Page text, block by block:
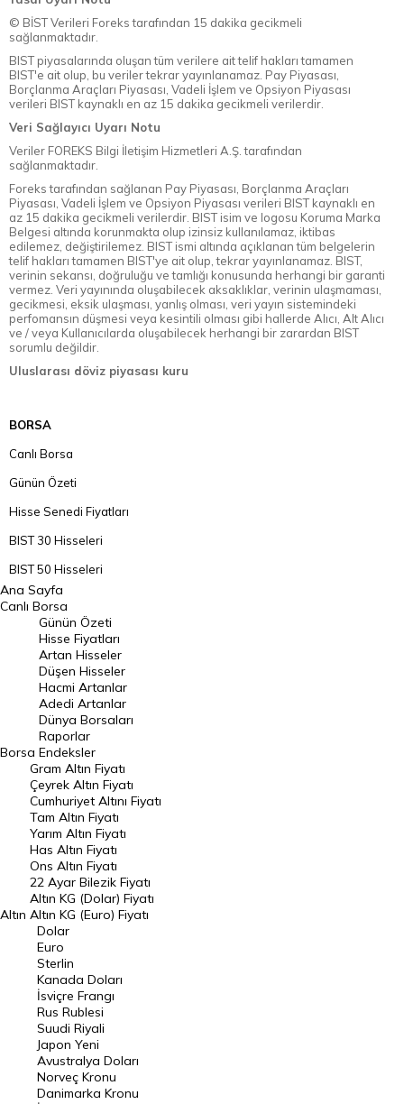
© BİST Verileri Foreks tarafından 15 dakika gecikmeli
sağlanmaktadır.
BIST piyasalarında oluşan tüm verilere ait telif hakları tamamen
BIST'e ait olup, bu veriler tekrar yayınlanamaz. Pay Piyasası,
Borçlanma Araçları Piyasası, Vadeli İşlem ve Opsiyon Piyasası
verileri BIST kaynaklı en az 15 dakika gecikmeli verilerdir.
Veri Sağlayıcı Uyarı Notu
Veriler FOREKS Bilgi İletişim Hizmetleri A.Ş. tarafından
sağlanmaktadır.
Foreks tarafından sağlanan Pay Piyasası, Borçlanma Araçları
Piyasası, Vadeli İşlem ve Opsiyon Piyasası verileri BIST kaynaklı en
az 15 dakika gecikmeli verilerdir. BIST isim ve logosu Koruma Marka
Belgesi altında korunmakta olup izinsiz kullanılamaz, iktibas
edilemez, değiştirilemez. BIST ismi altında açıklanan tüm belgelerin
telif hakları tamamen BIST'ye ait olup, tekrar yayınlanamaz. BIST,
verinin sekansı, doğruluğu ve tamlığı konusunda herhangi bir garanti
vermez. Veri yayınında oluşabilecek aksaklıklar, verinin ulaşmaması,
gecikmesi, eksik ulaşması, yanlış olması, veri yayın sistemindeki
perfomansın düşmesi veya kesintili olması gibi hallerde Alıcı, Alt Alıcı
ve / veya Kullanıcılarda oluşabilecek herhangi bir zarardan BIST
sorumlu değildir.
Uluslarası döviz piyasası kuru
BORSA
Canlı Borsa
Günün Özeti
Hisse Senedi Fiyatları
BIST 30 Hisseleri
BIST 50 Hisseleri
BIST 100 Hisseleri
En Çok Artan Hisseler
En Çok Düşen Hisseler
Hacmi Artanlar
Geçmiş Kapanışlar
Dünya Borsaları
Raporlar
Endeksler
DÖVİZ
Döviz Kuru
Dolar Kuru
Euro Kuru
Pound Kuru
Frank Kuru
Riyal Kuru
Avustralya Doları
Danimarka Kronu Kuru
Kanada Doları Kuru
Ana Sayfa
Canlı Borsa
Borsa
Günün Özeti
Hisse Fiyatları
Artan Hisseler
Düşen Hisseler
Hacmi Artanlar
Adedi Artanlar
Dünya Borsaları
Raporlar
Endeksler
Altın
Gram Altın Fiyatı
Çeyrek Altın Fiyatı
Cumhuriyet Altını Fiyatı
Tam Altın Fiyatı
Yarım Altın Fiyatı
Has Altın Fiyatı
Ons Altın Fiyatı
22 Ayar Bilezik Fiyatı
Altın KG (Dolar) Fiyatı
Altın KG (Euro) Fiyatı
Dolar
Euro
Sterlin
Kanada Doları
İsviçre Frangı
Rus Rublesi
Suudi Riyali
Japon Yeni
Avustralya Doları
Norveç Kronu
Danimarka Kronu